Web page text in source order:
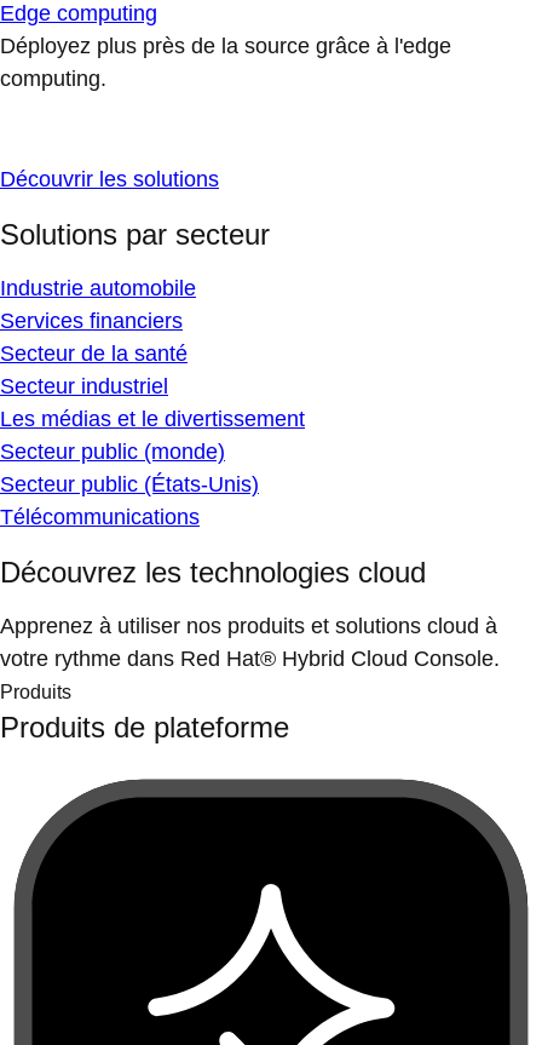
Edge computing
Déployez plus près de la source grâce à l'edge
computing.
Découvrir les solutions
Solutions par secteur
Industrie automobile
Services financiers
Secteur de la santé
Secteur industriel
Les médias et le divertissement
Secteur public (monde)
Secteur public (États-Unis)
Télécommunications
Découvrez les technologies cloud
Apprenez à utiliser nos produits et solutions cloud à
votre rythme dans Red Hat® Hybrid Cloud Console.
Produits
Produits de plateforme